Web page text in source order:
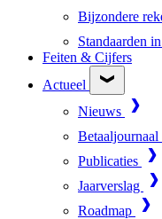
Bijzondere
Standaarden
Feiten & Cijfers
Actueel
Nieuws
Betaaljournaal
Publicaties
Jaarverslag
Roadmap